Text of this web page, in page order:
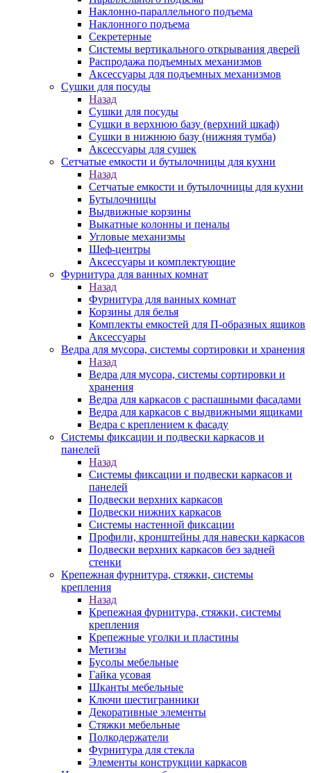
Наклонно-параллельного подъема
Наклонного подъема
Секретерные
Системы вертикального открывания дверей
Распродажа подъемных механизмов
Аксессуары для подъемных механизмов
Сушки для посуды
Назад
Сушки для посуды
Сушки в верхнюю базу (верхний шкаф)
Сушки в нижнюю базу (нижняя тумба)
Аксессуары для сушек
Сетчатые емкости и бутылочницы для кухни
Назад
Сетчатые емкости и бутылочницы для кухни
Бутылочницы
Выдвижные корзины
Выкатные колонны и пеналы
Угловые механизмы
Шеф-центры
Аксессуары и комплектующие
Фурнитура для ванных комнат
Назад
Фурнитура для ванных комнат
Корзины для белья
Комплекты емкостей для П-образных ящиков
Аксессуары
Ведра для мусора, системы сортировки и хранения
Назад
Ведра для мусора, системы сортировки и
хранения
Ведра для каркасов с распашными фасадами
Ведра для каркасов с выдвижными ящиками
Ведра с креплением к фасаду
Системы фиксации и подвески каркасов и
панелей
Назад
Системы фиксации и подвески каркасов и
панелей
Подвески верхних каркасов
Подвески нижних каркасов
Системы настенной фиксации
Профили, кронштейны для навески каркасов
Подвески верхних каркасов без задней
стенки
Крепежная фурнитура, стяжки, системы
крепления
Назад
Крепежная фурнитура, стяжки, системы
крепления
Крепежные уголки и пластины
Метизы
Бусолы мебельные
Гайка усовая
Шканты мебельные
Ключи шестигранники
Декоративные элементы
Стяжки мебельные
Полкодержатели
Фурнитура для стекла
Элементы конструкции каркасов